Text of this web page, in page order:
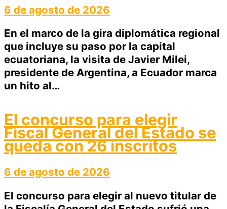
6 de agosto de 2026
En el marco de la gira diplomática regional
que incluye su paso por la capital
ecuatoriana, la visita de Javier Milei,
presidente de Argentina, a Ecuador marca
un hito al…
El concurso para elegir
Fiscal General del Estado se
queda con 26 inscritos
6 de agosto de 2026
El concurso para elegir al nuevo titular de